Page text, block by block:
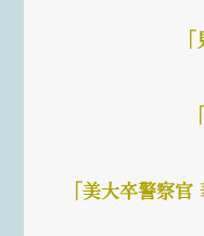
「美大卒警察